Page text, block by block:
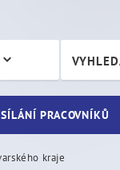
PRACOVNÍKŮ
kraje